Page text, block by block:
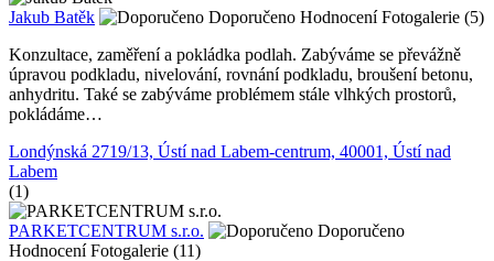
Jakub Batěk Doporučeno Hodnocení Fotogalerie (5)
Konzultace, zaměření a pokládka podlah. Zabýváme se převážně
úpravou podkladu, nivelování, rovnání podkladu, broušení betonu,
anhydritu. Také se zabýváme problémem stále vlhkých prostorů,
pokládáme…
Londýnská 2719/13, Ústí nad Labem-centrum, 40001, Ústí nad
Labem
(1)
PARKETCENTRUM s.r.o.
Doporučeno
Hodnocení Fotogalerie (11)